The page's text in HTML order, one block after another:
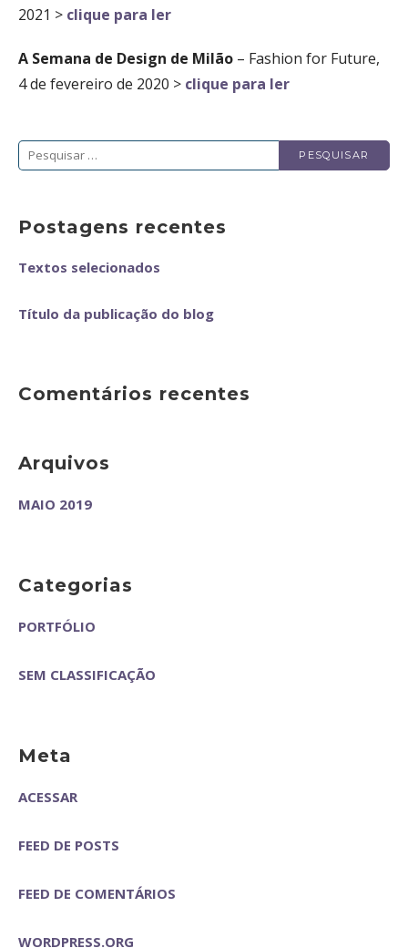
2021 > clique para ler
A Semana de Design de Milão – Fashion for Future,
4 de fevereiro de 2020 > clique para ler
Pesquisar
Postagens recentes
Textos selecionados
Título da publicação do blog
Comentários recentes
Arquivos
MAIO 2019
Categorias
PORTFÓLIO
SEM CLASSIFICAÇÃO
Meta
ACESSAR
FEED DE POSTS
FEED DE COMENTÁRIOS
WORDPRESS.ORG